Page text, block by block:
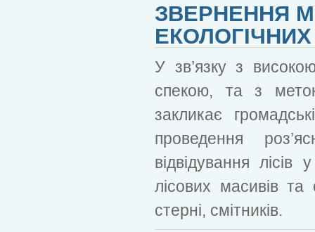
ЗВЕРНЕННЯ
ЕКОЛОГІЧНИХ
У зв’язку з
спекою, та з
закликає
проведення
відвідування
лісових масивів та
стерні, смітників.